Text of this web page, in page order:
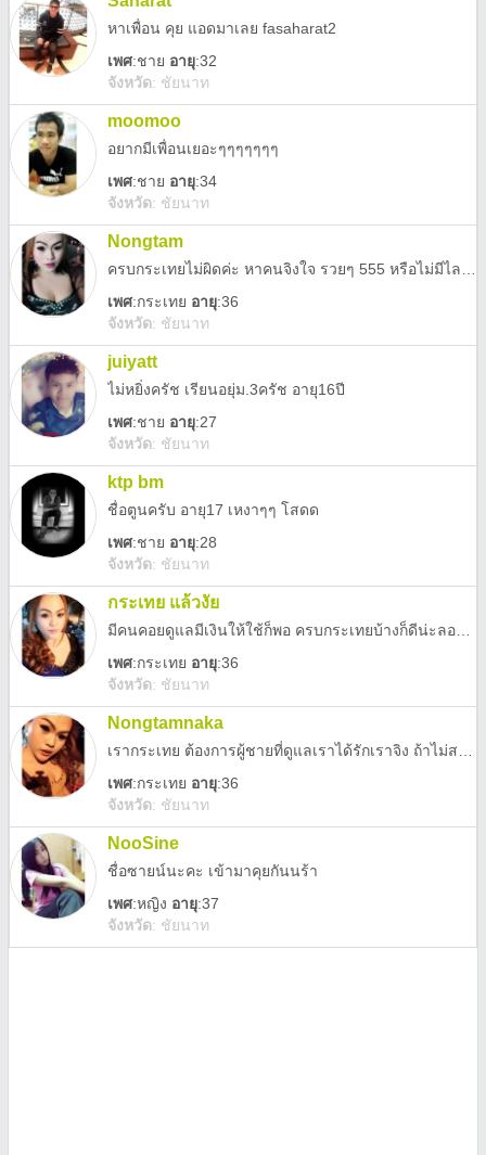
หาเพื่อน คุย แอดมาเลย fasaharat2
เพศ:ชาย อายุ:32
จังหวัด: ชัยนาท
moomoo
อยากมีเพื่อนเยอะๆๆๆๆๆๆๆ
เพศ:ชาย อายุ:34
จังหวัด: ชัยนาท
Nongtam
เพศ:กระเทย อายุ:36
จังหวัด: ชัยนาท
juiyatt
ไม่หยิ่งครัช เรียนอยุ่ม.3ครัช อายุ16ปี
เพศ:ชาย อายุ:27
จังหวัด: ชัยนาท
ktp bm
ชื่อตูนครับ อายุ17 เหงาๆๆ โสดด
เพศ:ชาย อายุ:28
จังหวัด: ชัยนาท
กระเทย แล้วงัย
เพศ:กระเทย อายุ:36
จังหวัด: ชัยนาท
Nongtamnaka
เพศ:กระเทย อายุ:36
จังหวัด: ชัยนาท
NooSine
ชื่อซายน์นะคะ เข้ามาคุยกันนร้า
เพศ:หญิง อายุ:37
จังหวัด: ชัยนาท